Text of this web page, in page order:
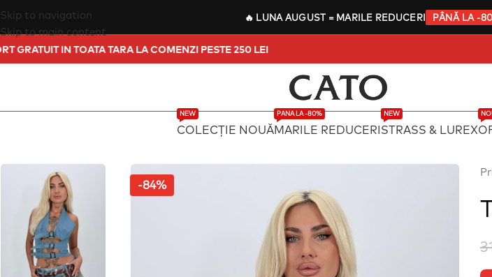
🔥 LUNA AUGUST= MARILE REDUCERI PÂNĂ LA -
Skip to navigation
Skip to main content
GRATUIT IN TOATA TARA LA COMENZI PESTE 250 LEI
COLECȚIE NOUĂ
NEW
MARILE REDUCERI
PANA LA -80%
STRASS & LUREX
NEW
-84%